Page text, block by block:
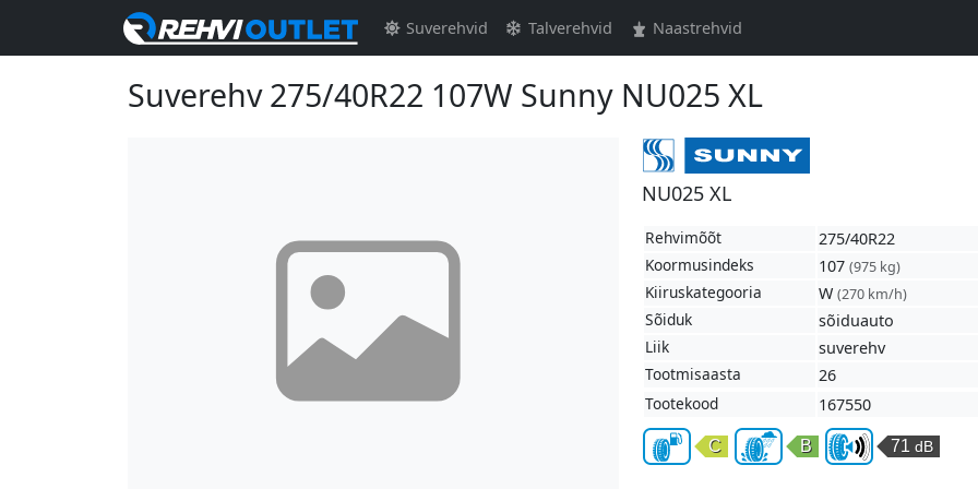
Suverehvid Talverehvid Naastrehvid
Suverehv 275/40R22 107W Sunny NU025 XL
NU025 XL
Rehvimõõt
275/40R22
Koormusindeks
107(975 kg)
Kiiruskategooria W(270 km/h)
Sõiduk
sõiduauto
Liik
suverehv
Tootmisaasta
26
Tootekood
167550
Kütusesäästlikkus
C Märghaardumine
B Väline
71dB